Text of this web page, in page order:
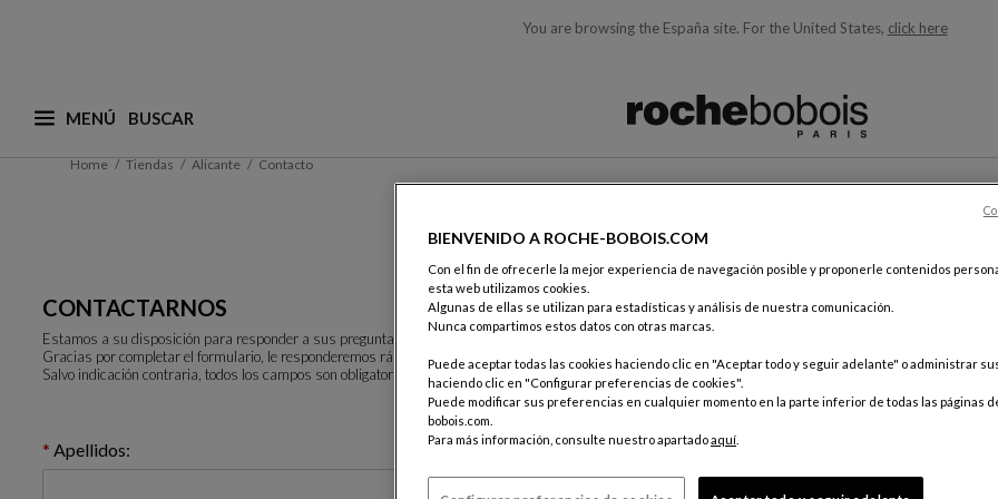
You are browsing the España site. For the United States, click here
MENÚ
¿Qué está buscando? (adaptamos las sugerencias aquí debajo acorde con lo que está buscando)
Home Tiendas Alicante Contacto
CONTACTO
CONTACTARNOS
Estamos a su disposición para responder a sus preguntas.
Gracias por completar el formulario, le responderemos rápidamente.
Salvo indicación contraria, todos los campos son obligatorios.
Apellidos:
Por
Servicio
BIENVENIDO A ROCHE-BOBOIS.COM
Con el fin de ofrecerle la mejor experiencia de navegación posible y proponerle contenidos
esta web utilizamos cookies.
Algunas de ellas se utilizan para estadísticas y análisis de nuestra comunicación.
Nunca compartimos estos datos con otras marcas.
Puede aceptar todas las cookies haciendo clic en "Aceptar todo y seguir adelante" o administrar
haciendo clic en "Configurar preferencias de cookies".
Puede modificar sus preferencias en cualquier momento en la parte inferior de todas las páginas
bobois.com.
Para más información, consulte nuestro apartadoaquí